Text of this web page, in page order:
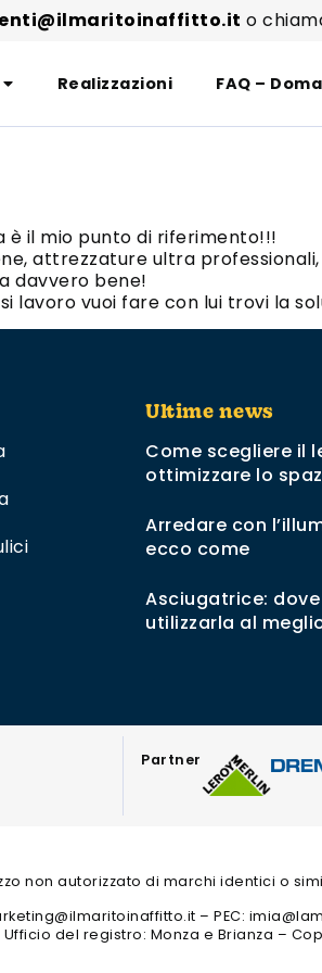
o
Realizzazioni FAQ –
è il mio punto di riferimento!!!
attrezzature ultra
davvero bene!
lavoro vuoi fare con lui trovi la
Ultime news
Come scegliere il
ottimizzare lo
Arredare con
ecco come
Asciugatrice:
utilizzarla al
Partner
non autorizzato di marchi identici o
– PEC:
Ufficio del registro: Monza e Brianza –